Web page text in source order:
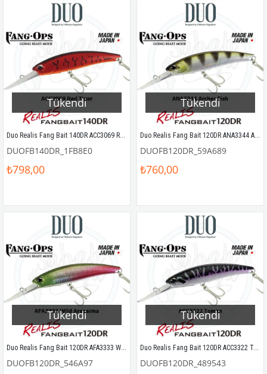
Tükendi
Duo Realis Fang Bait 140DR ACC3069 Red Tiger
DUOFB140DR_1FB8E0
₺798,00
Tükendi
Duo Realis Fang Bait 120DR ANA3344 Archer Fish
DUOFB120DR_59A689
₺760,00
Tükendi
Duo Realis Fang Bait 120DR AFA3333 Wild Arapaima
DUOFB120DR_546A97
Tükendi
Duo Realis Fang Bait 120DR ACC3322 Toman
DUOFB120DR_489543